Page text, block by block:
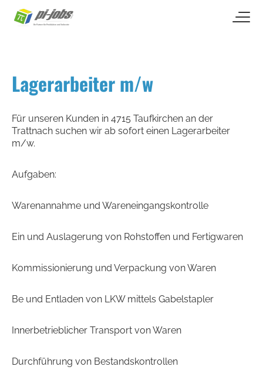
Lagerarbeiter m/w
Für unseren Kunden in 4715 Taufkirchen an der
Trattnach suchen wir ab sofort einen Lagerarbeiter
m/w.
Aufgaben:
Warenannahme und Wareneingangskontrolle
Ein und Auslagerung von Rohstoffen und Fertigwaren
Kommissionierung und Verpackung von Waren
Be und Entladen von LKW mittels Gabelstapler
Innerbetrieblicher Transport von Waren
Durchführung von Bestandskontrollen